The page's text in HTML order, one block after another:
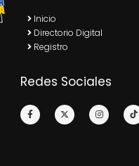
Inicio
Directorio Digital
Registro
Redes Sociales